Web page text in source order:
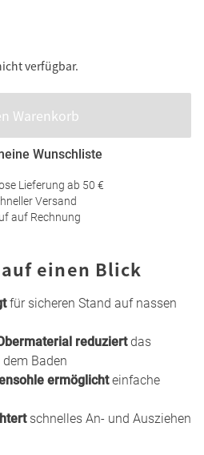
verfügbar.
Warenkorb
Wunschliste
Lieferung ab 50 €
Versand
auf Rechnung
einen Blick
für sicheren Stand auf nassen
reduziertdas
Baden
ermöglichteinfache
schnelles An- und Ausziehen